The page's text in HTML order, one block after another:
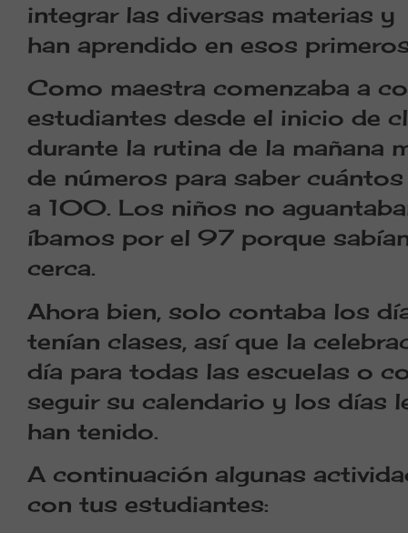
integrar las diversas materias
han aprendido en esos
Como maestra comenzaba a
estudiantes desde el inicio de
durante la rutina de la mañana
de números para saber
a 100. Los niños no
íbamos por el 97 porque
cerca.
Ahora bien, solo contaba los
tenían clases, así que la
día para todas las escuelas o
seguir su calendario y los días
han tenido.
A continuación algunas
con tus estudiantes: